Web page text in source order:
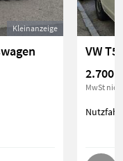
Kleinanzeige
VW
2.700 €
MwSt